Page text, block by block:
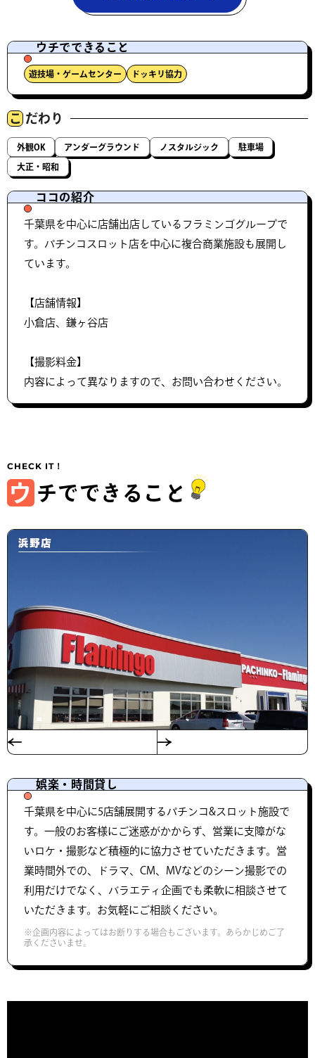
ウチでできること
遊技場・ゲームセンター ドッキリ協力
こ だわり
外観OK アンダーグラウンド ノスタルジック 駐車場
大正・昭和
ココの紹介
千葉県を中心に店舗出店しているフラミンゴグループで
す。パチンコスロット店を中心に複合商業施設も展開し
ています。
【店舗情報】
小倉店、鎌ヶ谷店
【撮影料金】
内容によって異なりますので、お問い合わせください。
ウ チでできること
娯楽・時間貸し
千葉県を中心に5店舗展開するパチンコ&スロット施設で
す。一般のお客様にご迷惑がかからず、営業に支障がな
いロケ・撮影など積極的に協力させていただきます。営
業時間外での、ドラマ、CM、MVなどのシーン撮影での
利用だけでなく、バラエティ企画でも柔軟に相談させて
いただきます。お気軽にご相談ください。
※企画内容によってはお断りする場合もございます。あらかじめご了
承くださいませ。